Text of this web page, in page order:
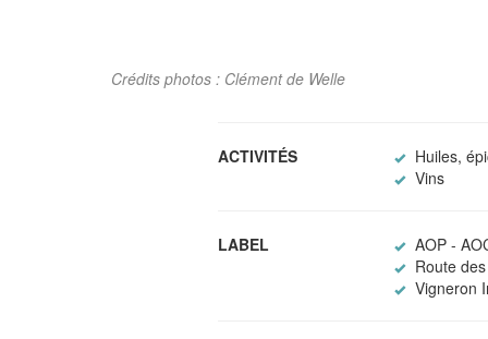
Crédits photos : Clément de Welle
ACTIVITÉS
Huiles,
Vins
LABEL
AOP -
Route
Vigneron